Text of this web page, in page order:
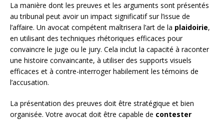
La manière dont les preuves et les arguments sont présentés
au tribunal peut avoir un impact significatif sur l’issue de
l’affaire. Un avocat compétent maîtrisera l’art de la plaidoirie,
en utilisant des techniques rhétoriques efficaces pour
convaincre le juge ou le jury. Cela inclut la capacité à raconter
une histoire convaincante, à utiliser des supports visuels
efficaces et à contre-interroger habilement les témoins de
l’accusation.
La présentation des preuves doit être stratégique et bien
organisée. Votre avocat doit être capable de contester